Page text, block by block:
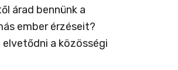
árad bennünk a
ember érzéseit?
a közösségi